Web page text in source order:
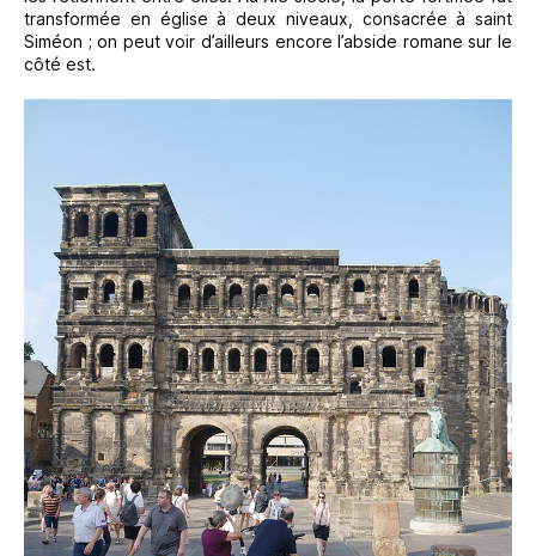
transformée en église à deux niveaux, consacrée à saint
Siméon ; on peut voir d’ailleurs encore l’abside romane sur le
côté est.